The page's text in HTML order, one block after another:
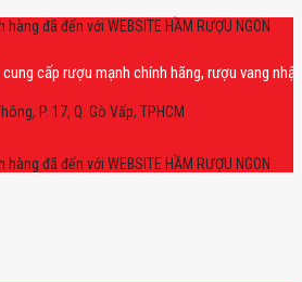
đã đến với WEBSITE HẦM RƯỢU NGON
rượu mạnh chính hãng, rượu vang nhập
P. 17, Q. Gò Vấp, TPHCM
đã đến với WEBSITE HẦM RƯỢU NGON